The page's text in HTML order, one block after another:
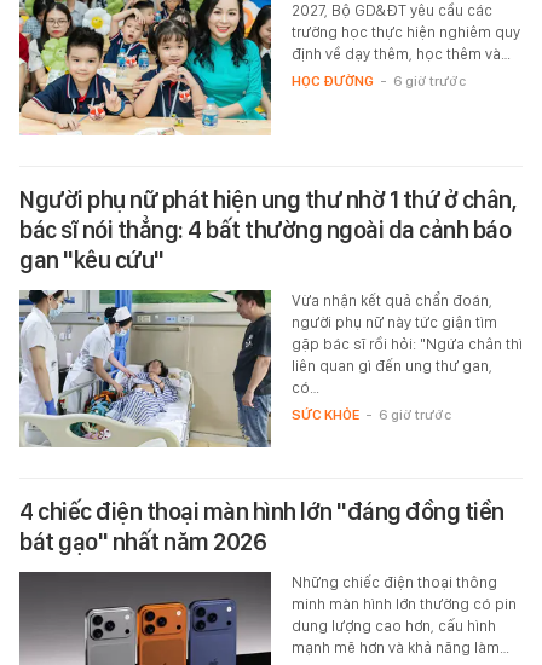
2027, Bộ GD&ĐT yêu cầu các
trường học thực hiện nghiêm quy
định về dạy thêm, học thêm và…
HỌC ĐƯỜNG - 6 giờ trước
Người phụ nữ phát hiện ung thư nhờ 1 thứ ở chân,
bác sĩ nói thẳng: 4 bất thường ngoài da cảnh báo
gan "kêu cứu"
Vừa nhận kết quả chẩn đoán,
người phụ nữ này tức giận tìm
gặp bác sĩ rồi hỏi: "Ngứa chân thì
liên quan gì đến ung thư gan,
có…
SỨC KHỎE - 6 giờ trước
4 chiếc điện thoại màn hình lớn "đáng đồng tiền
bát gạo" nhất năm 2026
Những chiếc điện thoại thông
minh màn hình lớn thường có pin
dung lượng cao hơn, cấu hình
mạnh mẽ hơn và khả năng làm…